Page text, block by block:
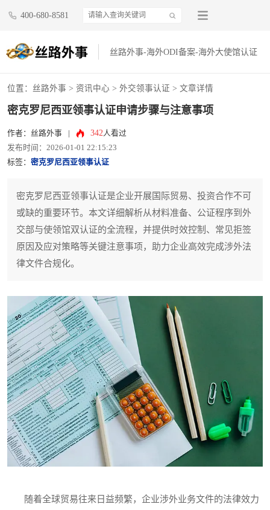
400-680-8581
丝路外事-海外ODI备案-海外大使馆认证
位置： 丝路外事 > 资讯中心 > 外交领事认证 > 文章详情
密克罗尼西亚领事认证申请步骤与注意事项
作者：丝路外事 342人看过
发布时间：2026-01-01 22:15:23
标签： 密克罗尼西亚领事认证
密克罗尼西亚领事认证是企业开展国际贸易、投资合作不可
或缺的重要环节。本文详细解析从材料准备、公证程序到外
交部与使领馆双认证的全流程，并提供时效控制、常见拒签
原因及应对策略等关键注意事项，助力企业高效完成涉外法
律文件合规化。
随着全球贸易往来日益频繁，企业涉外业务文件的法律效力